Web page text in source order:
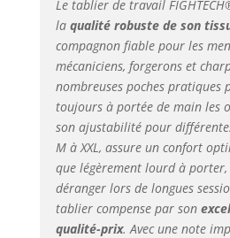
sur
votre
outils
nous
de
Idéal
Le tablier de travail
la qualité robuste de son
compagnon fiable pour les
mécaniciens, forgerons et
nombreuses poches pratiques
toujours à portée de main les
son ajustabilité pour
M à XXL, assure un confort
que légèrement lourd à
déranger lors de longues
tablier compense par son
qualité-prix. Avec une note